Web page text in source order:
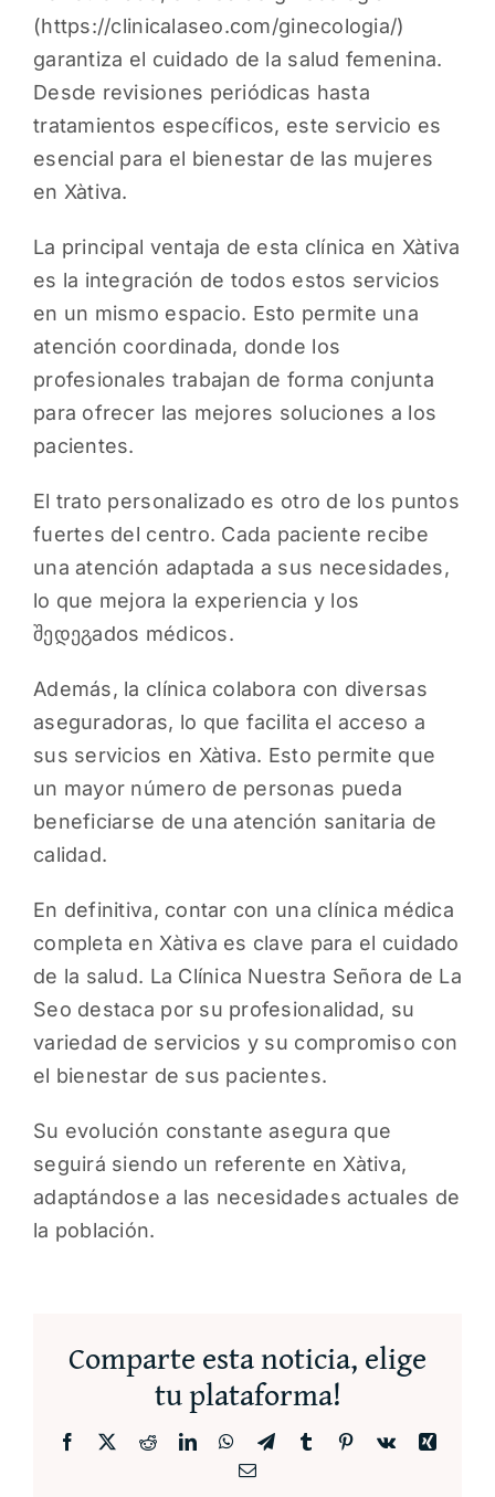
(https://clinicalaseo.com/ginecologia/)
garantiza el cuidado de la salud femenina.
Desde revisiones periódicas hasta
tratamientos específicos, este servicio es
esencial para el bienestar de las mujeres
en Xàtiva.
La principal ventaja de esta clínica en Xàtiva
es la integración de todos estos servicios
en un mismo espacio. Esto permite una
atención coordinada, donde los
profesionales trabajan de forma conjunta
para ofrecer las mejores soluciones a los
pacientes.
El trato personalizado es otro de los puntos
fuertes del centro. Cada paciente recibe
una atención adaptada a sus necesidades,
lo que mejora la experiencia y los
შედეგados médicos.
Además, la clínica colabora con diversas
aseguradoras, lo que facilita el acceso a
sus servicios en Xàtiva. Esto permite que
un mayor número de personas pueda
beneficiarse de una atención sanitaria de
calidad.
En definitiva, contar con una clínica médica
completa en Xàtiva es clave para el cuidado
de la salud. La Clínica Nuestra Señora de La
Seo destaca por su profesionalidad, su
variedad de servicios y su compromiso con
el bienestar de sus pacientes.
Su evolución constante asegura que
seguirá siendo un referente en Xàtiva,
adaptándose a las necesidades actuales de
la población.
Comparte esta noticia, elige
tu plataforma!
Facebook RedditLinkedInWhatsApp
TelegramTumblr Pinterest
Vk
Xing
Correo